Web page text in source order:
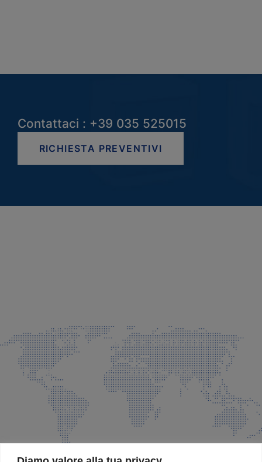
Contattaci : +39 035 525015
RICHIESTA PREVENTIVI
info@faeg.it
COMMERCIALE E SPEDIZIONI
Via Padre Elzi, 32 Grassobbio (BG)
035 525015
035 335037
info@faeg.it
SITE MAP